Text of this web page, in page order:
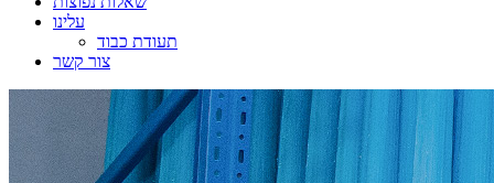
עלינו
תעודת כבוד
צור קשר